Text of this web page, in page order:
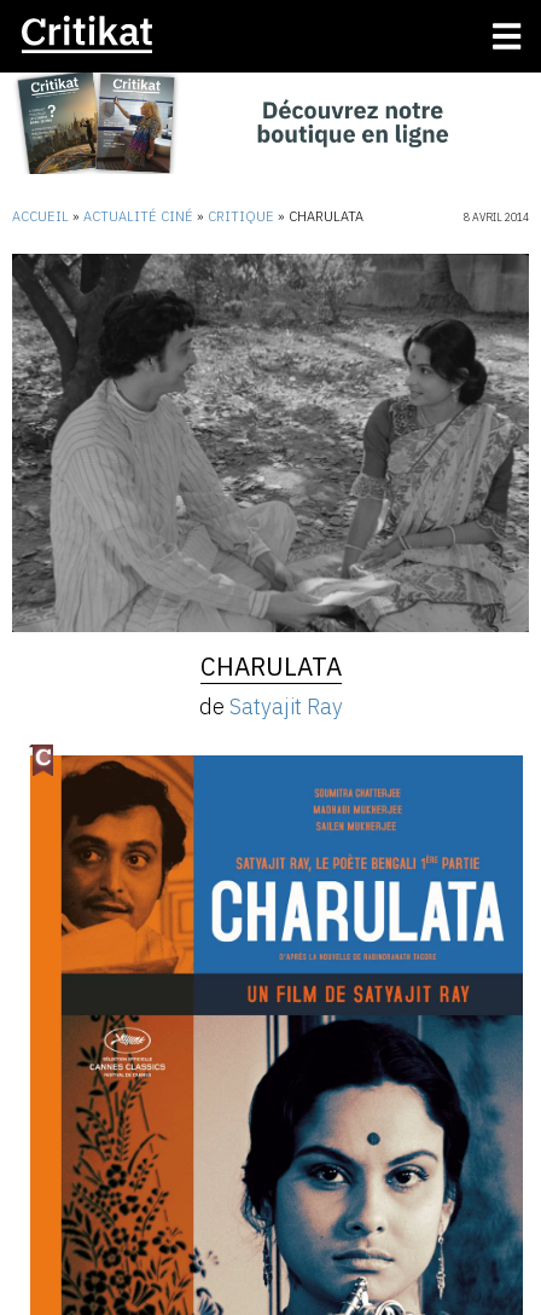
ACCUEIL » ACTUALITÉ CINÉ » CRITIQUE » CHARULATA 8 AVRIL 2014
CHARULATA
de Satyajit Ray